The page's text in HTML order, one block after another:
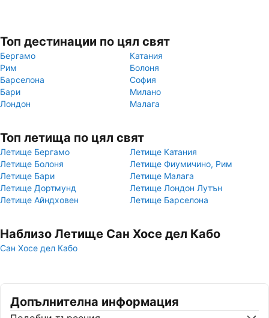
Топ дестинации по цял свят
Бергамо
Катания
Рим
Болоня
Барселона
София
Бари
Милано
Лондон
Малага
Топ летища по цял свят
Летище Бергамо
Летище Катания
Летище Болоня
Летище Фиумичино, Рим
Летище Бари
Летище Малага
Летище Дортмунд
Летище Лондон Лутън
Летище Айндховен
Летище Барселона
Наблизо Летище Сан Хосе дел Кабо
Сан Хосе дел Кабо
Допълнителна информация